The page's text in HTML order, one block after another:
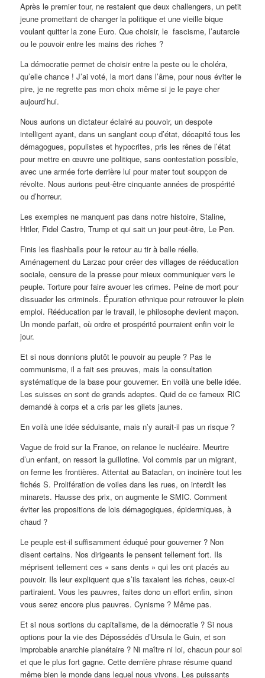
Après le premier tour, ne restaient que deux challengers, un petit
jeune promettant de changer la politique et une vieille bique
voulant quitter la zone Euro. Que choisir, le fascisme, l’autarcie
ou le pouvoir entre les mains des riches ?
La démocratie permet de choisir entre la peste ou le choléra,
qu’elle chance ! J’ai voté, la mort dans l’âme, pour nous éviter le
pire, je ne regrette pas mon choix même si je le paye cher
aujourd’hui.
Nous aurions un dictateur éclairé au pouvoir, un despote
intelligent ayant, dans un sanglant coup d’état, décapité tous les
démagogues, populistes et hypocrites, pris les rênes de l’état
pour mettre en œuvre une politique, sans contestation possible,
avec une armée forte derrière lui pour mater tout soupçon de
révolte. Nous aurions peut-être cinquante années de prospérité
ou d’horreur.
Les exemples ne manquent pas dans notre histoire, Staline,
Hitler, Fidel Castro, Trump et qui sait un jour peut-être, Le Pen.
Finis les flashballs pour le retour au tir à balle réelle.
Aménagement du Larzac pour créer des villages de rééducation
sociale, censure de la presse pour mieux communiquer vers le
peuple. Torture pour faire avouer les crimes. Peine de mort pour
dissuader les criminels. Épuration ethnique pour retrouver le plein
emploi. Rééducation par le travail, le philosophe devient maçon.
Un monde parfait, où ordre et prospérité pourraient enfin voir le
jour.
Et si nous donnions plutôt le pouvoir au peuple ? Pas le
communisme, il a fait ses preuves, mais la consultation
systématique de la base pour gouverner. En voilà une belle idée.
Les suisses en sont de grands adeptes. Quid de ce fameux RIC
demandé à corps et a cris par les gilets jaunes.
En voilà une idée séduisante, mais n’y aurait-il pas un risque ?
Vague de froid sur la France, on relance le nucléaire. Meurtre
d’un enfant, on ressort la guillotine. Vol commis par un migrant,
on ferme les frontières. Attentat au Bataclan, on incinère tout les
fichés S. Prolifération de voiles dans les rues, on interdit les
minarets. Hausse des prix, on augmente le SMIC. Comment
éviter les propositions de lois démagogiques, épidermiques, à
chaud ?
Le peuple est-il suffisamment éduqué pour gouverner ? Non
disent certains. Nos dirigeants le pensent tellement fort. Ils
méprisent tellement ces « sans dents » qui les ont placés au
pouvoir. Ils leur expliquent que s’ils taxaient les riches, ceux-ci
partiraient. Vous les pauvres, faites donc un effort enfin, sinon
vous serez encore plus pauvres. Cynisme ? Même pas.
Et si nous sortions du capitalisme, de la démocratie ? Si nous
options pour la vie des Dépossédés d’Ursula le Guin, et son
improbable anarchie planétaire ? Ni maître ni loi, chacun pour soi
et que le plus fort gagne. Cette dernière phrase résume quand
même bien le monde dans lequel nous vivons. Les puissants